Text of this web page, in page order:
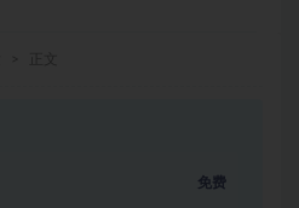
免费